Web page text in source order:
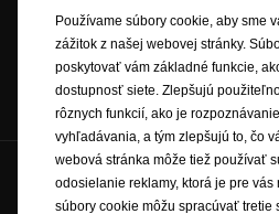
Objednať do
servisu
Katalógy
cenníky
Hovorte s nami na
Používame súbory cookie, aby sme
zážitok z našej webovej stránky.
poskytovať vám základné funkcie,
dostupnosť siete. Zlepšujú
rôznych funkcií, ako je
vyhľadávania, a tým zlepšujú to, čo
webová stránka môže tiež používať
odosielanie reklamy, ktorá je pre
súbory cookie môžu spracúvať tretie